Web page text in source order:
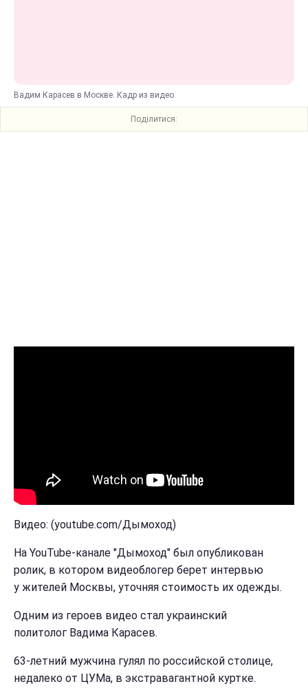
Вадим Карасев в Москве. Кадр из видео
Поділитися:
Видео: (youtube.com/Дымоход)
На YouTube-канале "Дымоход" был опубликован
ролик, в котором видеоблогер берет интервью
у жителей Москвы, уточняя стоимость их одежды.
Одним из героев видео стал украинский
политолог Вадима Карасев.
63-летний мужчина гулял по российской столице,
недалеко от ЦУМа, в экстравагантной куртке.